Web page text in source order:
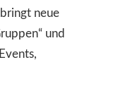
neue
und